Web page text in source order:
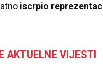
iscrpio
AKTUELNE VIJESTI